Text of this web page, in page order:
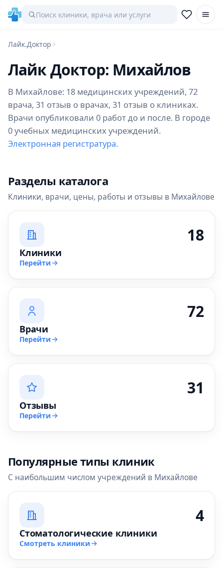
Лайк.Доктор
Лайк Доктор: Михайлов
В Михайлове: 18 медицинских учреждений, 72
врача, 31 отзыв о врачах, 31 отзыв о клиниках.
Врачи опубликовали 0 работ до и после. В городе
0 учебных медицинских учреждений.
Электронная регистратура.
Разделы каталога
Клиники, врачи, цены, работы и отзывы в Михайлове
18
Клиники
Перейти
72
Врачи
Перейти
31
Отзывы
Перейти
Популярные типы клиник
С наибольшим числом учреждений в Михайлове
4
Стоматологические клиники
Смотреть клиники